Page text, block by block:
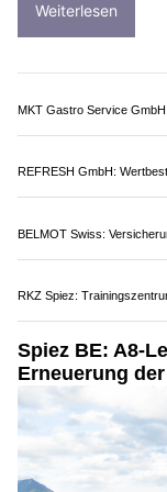
Sicherheitsholzerei
Wartezeiten.
Weiterlesen
Nassfutter und BARF bei